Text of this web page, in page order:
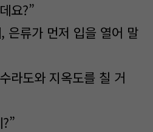
요?”
은류가 먼저 입을 열어 말
라도와 지옥도를 칠 거